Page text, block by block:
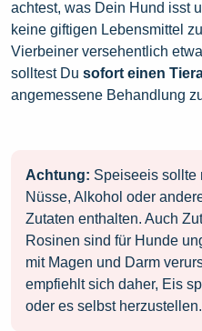
achtest, was Dein Hund isst
keine giftigen Lebensmittel
Vierbeiner versehentlich
solltest Du sofort einen
angemessene Behandlung
Achtung: Speiseeis sollte
Nüsse, Alkohol oder
Zutaten enthalten. Auch
Rosinen sind für Hunde
mit Magen und Darm
empfiehlt sich daher, Eis
oder es selbst herzustellen.